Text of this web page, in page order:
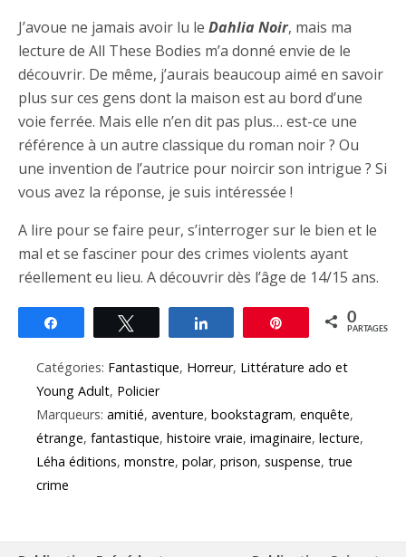
J’avoue ne jamais avoir lu le Dahlia Noir, mais ma
lecture de All These Bodies m’a donné envie de le
découvrir. De même, j’aurais beaucoup aimé en savoir
plus sur ces gens dont la maison est au bord d’une
voie ferrée. Mais elle n’en dit pas plus… est-ce une
référence à un autre classique du roman noir ? Ou
une invention de l’autrice pour noircir son intrigue ? Si
vous avez la réponse, je suis intéressée !
A lire pour se faire peur, s’interroger sur le bien et le
mal et se fasciner pour des crimes violents ayant
réellement eu lieu. A découvrir dès l’âge de 14/15 ans.
Épingle 0
PARTAGES
Catégories: Fantastique, Horreur, Littérature ado et
Young Adult, Policier
Marqueurs: amitié, aventure, bookstagram, enquête,
étrange, fantastique, histoire vraie, imaginaire, lecture,
Léha éditions, monstre, polar, prison, suspense, true
crime